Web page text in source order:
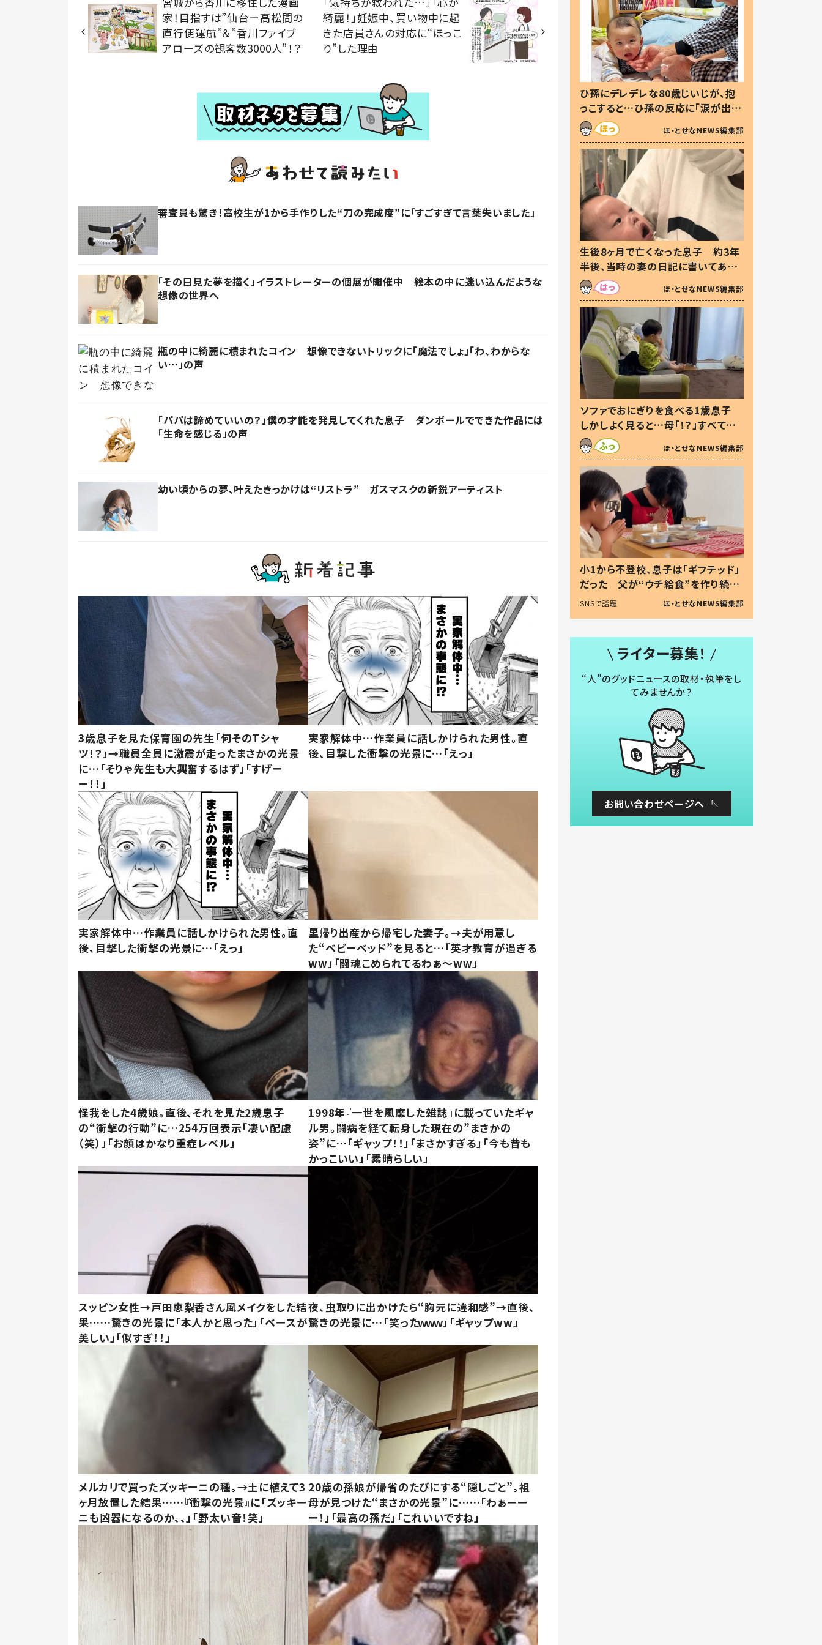
家！目指すは”仙台ー高松間の
直行便運航”＆”香川ファイブ
アローズの観客数3000人”！？
綺麗！」妊娠中、買い物中に起
きた店員さんの対応に“ほっこ
り”した理由
審査員も驚き！高校生が1から手作りした“刀の完成度”に「すごすぎて言葉失いました」
「その日見た夢を描く」イラストレーターの個展が開催中 絵本の中に迷い込んだような
想像の世界へ
瓶の中に綺麗に積まれたコイン 想像できないトリックに「魔法でしょ」「わ、わからな
い…」の声
「パパは諦めていいの？」僕の才能を発見してくれた息子 ダンボールでできた作品には
「生命を感じる」の声
幼い頃からの夢、叶えたきっかけは“リストラ” ガスマスクの新鋭アーティスト
3歳息子を見た保育園の先生「何そのTシャ
ツ！？」→職員全員に激震が走ったまさかの光景
に…「そりゃ先生も大興奮するはず」「すげー
ー！！」
実家解体中…作業員に話しかけられた男性。直
後、目撃した衝撃の光景に…「えっ」
実家解体中…作業員に話しかけられた男性。直
後、目撃した衝撃の光景に…「えっ」
里帰り出産から帰宅した妻子。→夫が用意し
た“ベビーベッド”を見ると…「英才教育が過ぎる
ww」「闘魂こめられてるわぁ～ww」
怪我をした4歳娘。直後、それを見た2歳息子
の“衝撃の行動”に…254万回表示「凄い配慮
（笑）」「お顔はかなり重症レベル」
1998年『一世を風靡した雑誌』に載っていたギャ
ル男。闘病を経て転身した現在の”まさかの
姿”に…「ギャップ！！」「まさかすぎる」「今も昔も
かっこいい」「素晴らしい」
スッピン女性→戸田恵梨香さん風メイクをした結
果……驚きの光景に「本人かと思った」「ベースが
美しい」「似すぎ！！」
夜、虫取りに出かけたら“胸元に違和感”→直後、
驚きの光景に…「笑ったｗｗｗ」「ギャップww」
メルカリで買ったズッキーニの種。→土に植えて3
ヶ月放置した結果……『衝撃の光景』に「ズッキー
ニも凶器になるのか、、」「野太い音！笑」
20歳の孫娘が帰省のたびにする“隠しごと”。祖
母が見つけた“まさかの光景”に……「わぁーー
ー！」「最高の孫だ」「これいいですね」
ひ孫にデレデレな80歳じいじが、抱
っこすると…ひ孫の反応に「涙が出ま
した」「可愛くて仕方ない」
ほ・とせなNEWS編集部
生後8ヶ月で亡くなった息子 約3年
半後、当時の妻の日記に書いてあっ
た本音とは
ほ・とせなNEWS編集部
ソファでおにぎりを食べる1歳息子
しかしよく見ると…母「！？」すべてを
察した母の投稿に「可愛いから許
す！」「現行犯〜」
ほ・とせなNEWS編集部
小1から不登校、息子は「ギフテッド」
だった 父が“ウチ給食”を作り続け
る理由とは #令和の親 #令和の子
SNSで話題 ほ・とせなNEWS編集部
ライター募集！
“人”のグッドニュースの取材・執筆をし
てみませんか？
お問い合わせページへ